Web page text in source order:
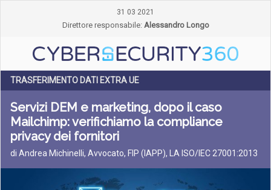
31 03 2021
Direttore responsabile: Alessandro Longo
TRASFERIMENTO DATI EXTRA UE
Servizi DEM e marketing, dopo il caso
Mailchimp: verifichiamo la compliance
privacy dei fornitori
di Andrea Michinelli, Avvocato, FIP (IAPP), LA ISO/IEC 27001:2013